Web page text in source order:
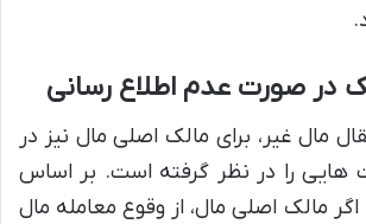
در صورت عدم اطلاع رسانی
مال غیر، برای مالک اصلی مال نیز در
هایی را در نظر گرفته است. بر اساس
اگر مالک اصلی مال، از وقوع معامله مال